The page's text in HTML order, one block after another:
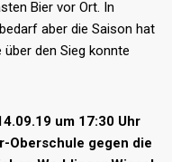
Bier vor Ort. In
aber die Saison hat
den Sieg konnte
um 17:30 Uhr
Oberschule gegen die